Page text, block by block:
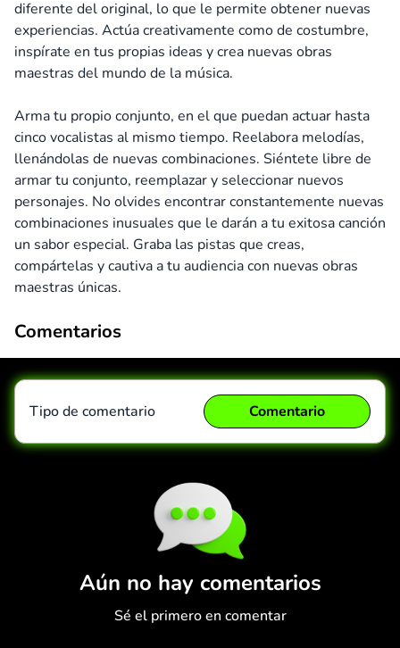
diferente del original, lo que le permite obtener nuevas
experiencias. Actúa creativamente como de costumbre,
inspírate en tus propias ideas y crea nuevas obras
maestras del mundo de la música.
Arma tu propio conjunto, en el que puedan actuar hasta
cinco vocalistas al mismo tiempo. Reelabora melodías,
llenándolas de nuevas combinaciones. Siéntete libre de
armar tu conjunto, reemplazar y seleccionar nuevos
personajes. No olvides encontrar constantemente nuevas
combinaciones inusuales que le darán a tu exitosa canción
un sabor especial. Graba las pistas que creas,
compártelas y cautiva a tu audiencia con nuevas obras
maestras únicas.
Comentarios
Aún no hay comentarios
Sé el primero en comentar
Tipo de comentario Comentario